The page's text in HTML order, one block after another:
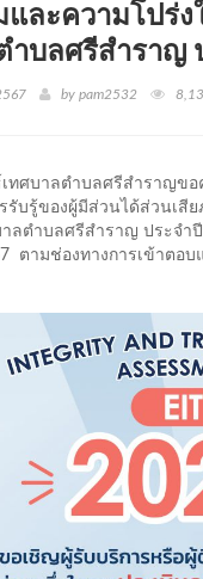
ละความโปร่ง
ำบลศรีสำราญ
by pam2532
ทศบาลตำบลศรีสำราญข
รับรู้ของผู้มีส่วนได้ส่วนเสี
าลตำบลศรีสำราญ ประจ
ตามช่องทางการเข้าตอบ